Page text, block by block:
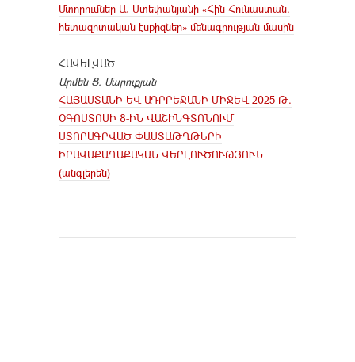
Մտորումներ Ա․ Ստեփանյանի «Հին Հունաստան.
հետազոտական էսքիզներ» մենագրության մասին
ՀԱՎԵԼՎԱԾ
Արմեն Ց. Մարուքյան
ՀԱՅԱՍՏԱՆԻ ԵՎ ԱԴՐԲԵՋԱՆԻ ՄԻՋԵՎ 2025 Թ.
ՕԳՈՍՏՈՍԻ 8-ԻՆ ՎԱՇԻՆԳՏՈՆՈՒՄ
ՍՏՈՐԱԳՐՎԱԾ ՓԱՍՏԱԹՂԹԵՐԻ
ԻՐԱՎԱՔԱՂԱՔԱԿԱՆ ՎԵՐԼՈՒԾՈՒԹՅՈՒՆ
(անգլերեն)